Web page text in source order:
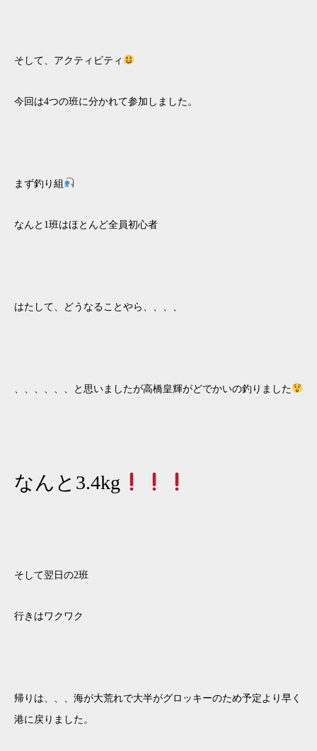
そして、アクティビティ
今回は4つの班に分かれて参加しました。
まず釣り組
なんと1班はほとんど全員初心者
はたして、どうなることやら、、、、
、、、、、、と思いましたが高橋皇輝がどでかいの釣りました
なんと3.4kg
そして翌日の2班
行きはワクワク
帰りは、、、海が大荒れで大半がグロッキーのため予定より早く
港に戻りました。